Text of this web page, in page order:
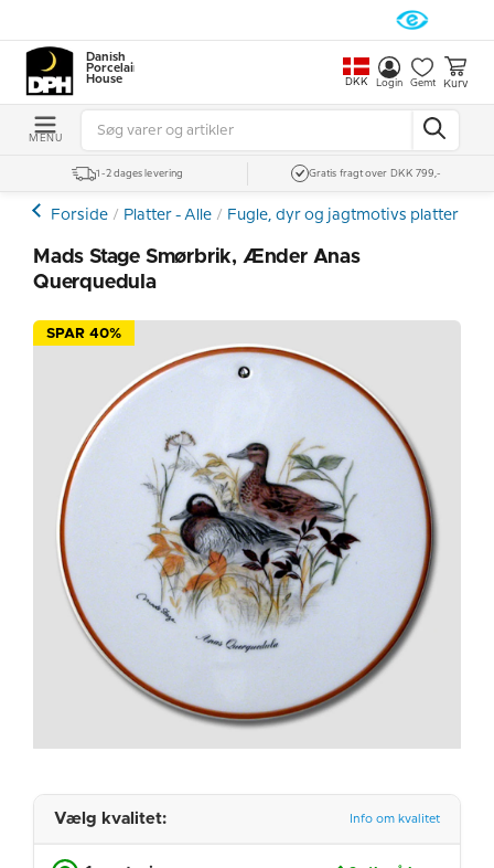
Danish
Porcelain
House
DKK Login Gemt Kurv
MENU
1-2 dages levering Gratis fragt over DKK 799,-
Forside Platter - Alle Fugle, dyr og jagtmotivs platter
Mads Stage Smørbrik, Ænder Anas
Querquedula
SPAR 40%
Vælg kvalitet: Info om kvalitet